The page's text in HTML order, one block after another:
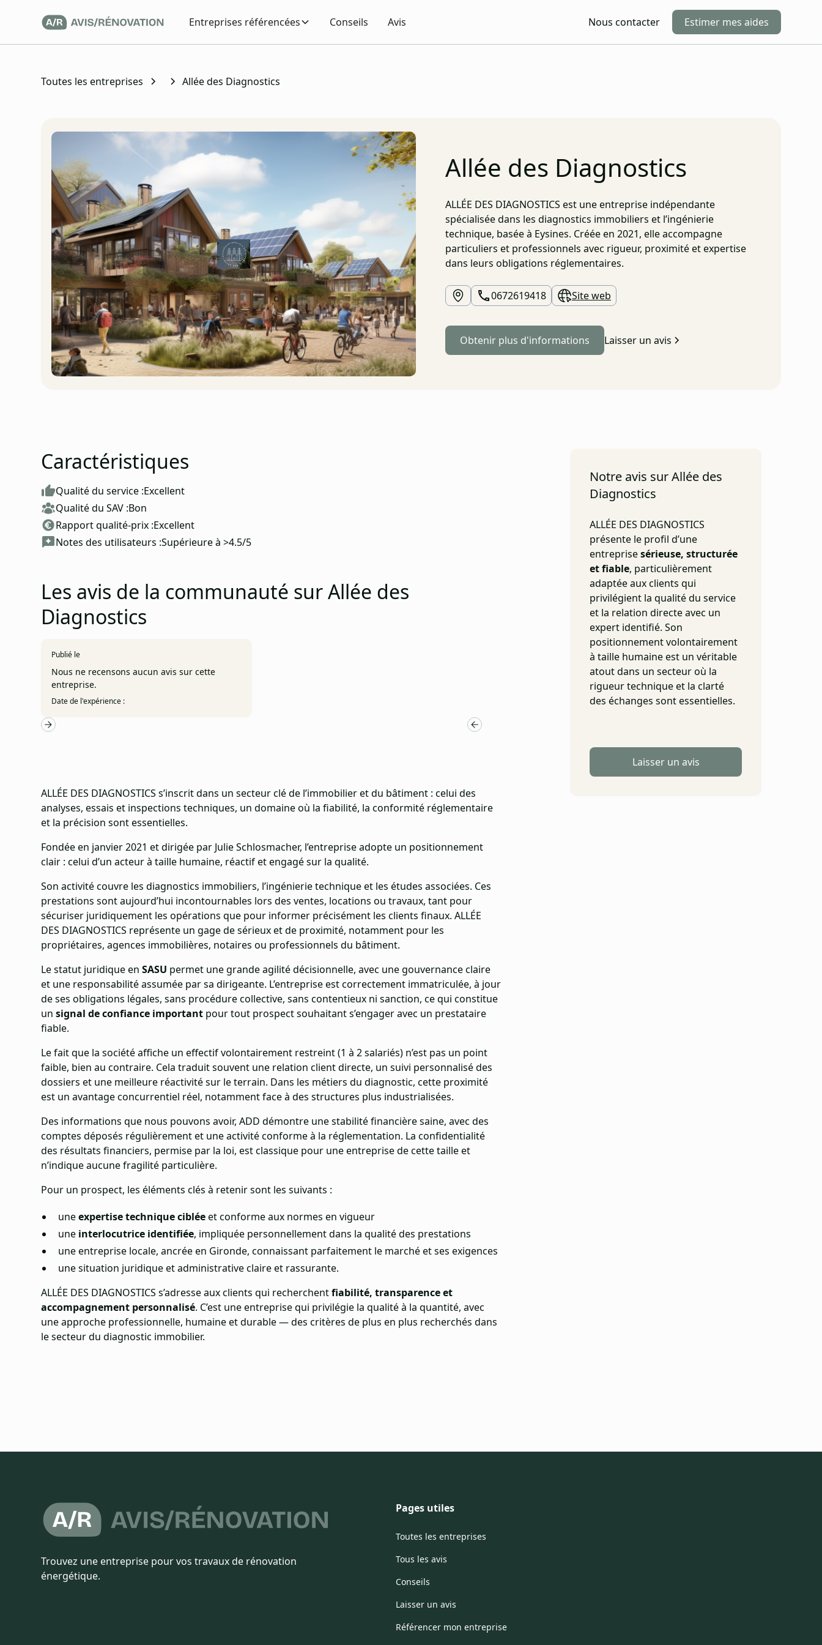
Entreprises référencées Conseils Avis Nous contacter Estimer mes aides
Toutes les entreprises Allée des Diagnostics
Allée des Diagnostics
ALLÉE DES DIAGNOSTICS est une entreprise indépendante
spécialisée dans les diagnostics immobiliers et l’ingénierie
technique, basée à Eysines. Créée en 2021, elle accompagne
particuliers et professionnels avec rigueur, proximité et expertise
dans leurs obligations réglementaires.
0672619418 Site web
Obtenir plus d'informations Laisser un avis
Caractéristiques
Qualité du service :Excellent
Qualité du SAV :Bon
Rapport qualité-prix :Excellent
Notes des utilisateurs :Supérieure à >4.5/5
Les avis de la communauté sur Allée des
Diagnostics
Publié le
Nous ne recensons aucun avis sur cette
entreprise.
Date de l'expérience :
ALLÉE DES DIAGNOSTICS s’inscrit dans un secteur clé de l’immobilier et du bâtiment : celui des
analyses, essais et inspections techniques, un domaine où la fiabilité, la conformité réglementaire
et la précision sont essentielles.
Fondée en janvier 2021 et dirigée par Julie Schlosmacher, l’entreprise adopte un positionnement
clair : celui d’un acteur à taille humaine, réactif et engagé sur la qualité.
Son activité couvre les diagnostics immobiliers, l’ingénierie technique et les études associées. Ces
prestations sont aujourd’hui incontournables lors des ventes, locations ou travaux, tant pour
sécuriser juridiquement les opérations que pour informer précisément les clients finaux. ALLÉE
DES DIAGNOSTICS représente un gage de sérieux et de proximité, notamment pour les
propriétaires, agences immobilières, notaires ou professionnels du bâtiment.
Le statut juridique enSASU permet une grande agilité décisionnelle, avec une gouvernance claire
et une responsabilité assumée par sa dirigeante. L’entreprise est correctement immatriculée, à jour
de ses obligations légales, sans procédure collective, sans contentieux ni sanction, ce qui constitue
unsignal de confiance important pour tout prospect souhaitant s’engager avec un prestataire
fiable.
Le fait que la société affiche un effectif volontairement restreint (1 à 2 salariés) n’est pas un point
faible, bien au contraire. Cela traduit souvent une relation client directe, un suivi personnalisé des
dossiers et une meilleure réactivité sur le terrain. Dans les métiers du diagnostic, cette proximité
est un avantage concurrentiel réel, notamment face à des structures plus industrialisées.
Des informations que nous pouvons avoir, ADD démontre une stabilité financière saine, avec des
comptes déposés régulièrement et une activité conforme à la réglementation. La confidentialité
des résultats financiers, permise par la loi, est classique pour une entreprise de cette taille et
n’indique aucune fragilité particulière.
Pour un prospect, les éléments clés à retenir sont les suivants :
uneexpertise technique cibléeet conforme aux normes en vigueur
une interlocutrice identifiée, impliquée personnellement dans la qualité des prestations
une entreprise locale, ancrée en Gironde, connaissant parfaitement le marché et ses exigences
une situation juridique et administrative claire et rassurante.
ALLÉE DES DIAGNOSTICS s’adresse aux clients qui recherchentfiabilité, transparence et
accompagnement personnalisé. C’est une entreprise qui privilégie la qualité à la quantité, avec
une approche professionnelle, humaine et durable — des critères de plus en plus recherchés dans
le secteur du diagnostic immobilier.
Notre avis sur Allée des
Diagnostics
ALLÉE DES DIAGNOSTICS
présente le profil d’une
entreprisesérieuse, structurée
et fiable, particulièrement
adaptée aux clients qui
privilégient la qualité du service
et la relation directe avec un
expert identifié. Son
positionnement volontairement
à taille humaine est un véritable
atout dans un secteur où la
rigueur technique et la clarté
des échanges sont essentielles.
Laisser un avis
Trouvez une entreprise pour vos travaux de rénovation
énergétique.
Pages utiles
Toutes les entreprises
Tous les avis
Conseils
Laisser un avis
Référencer mon entreprise